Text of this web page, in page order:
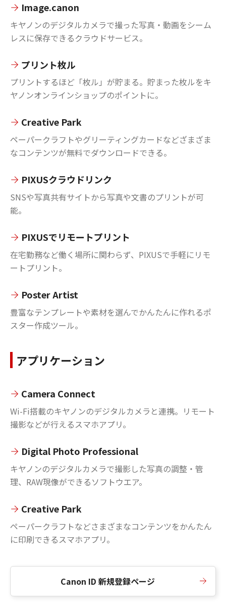
Image.canon
キヤノンのデジタルカメラで撮った写真・動画をシーム
レスに保存できるクラウドサービス。
プリント枚ル
プリントするほど「枚ル」が貯まる。貯まった枚ルをキ
ヤノンオンラインショップのポイントに。
Creative Park
ペーパークラフトやグリーティングカードなどざまざま
なコンテンツが無料でダウンロードできる。
PIXUSクラウドリンク
SNSや写真共有サイトから写真や文書のプリントが可
能。
PIXUSでリモートプリント
在宅勤務など働く場所に関わらず、PIXUSで手軽にリモ
ートプリント。
Poster Artist
豊富なテンプレートや素材を選んでかんたんに作れるポ
スター作成ツール。
アプリケーション
Camera Connect
Wi-Fi搭載のキヤノンのデジタルカメラと連携。リモート
撮影などが行えるスマホアプリ。
Digital Photo Professional
キヤノンのデジタルカメラで撮影した写真の調整・管
理、RAW現像ができるソフトウエア。
Creative Park
ペーパークラフトなどさまざまなコンテンツをかんたん
に印刷できるスマホアプリ。
Canon ID 新規登録ページ